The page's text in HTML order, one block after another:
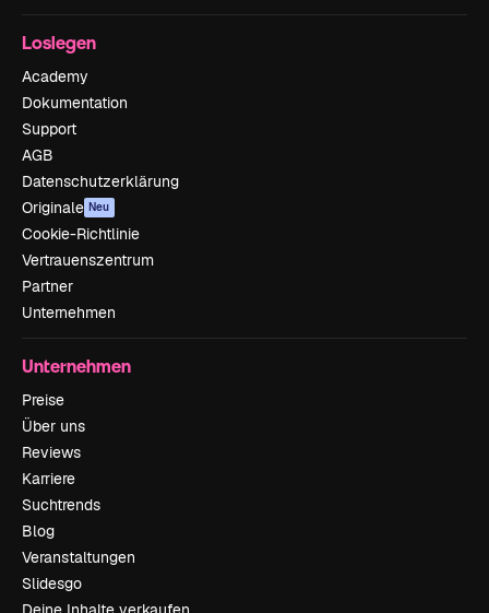
Loslegen
Academy
Dokumentation
Support
AGB
Datenschutzerklärung
Originale Neu
Cookie-Richtlinie
Vertrauenszentrum
Partner
Unternehmen
Unternehmen
Preise
Über uns
Reviews
Karriere
Suchtrends
Blog
Veranstaltungen
Slidesgo